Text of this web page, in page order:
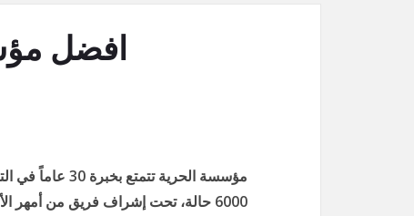
افضل
مؤسسة الحرية
6000 حالة، تحت إشراف فريق من أمهر